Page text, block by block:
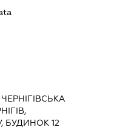
БУДИНОК 12